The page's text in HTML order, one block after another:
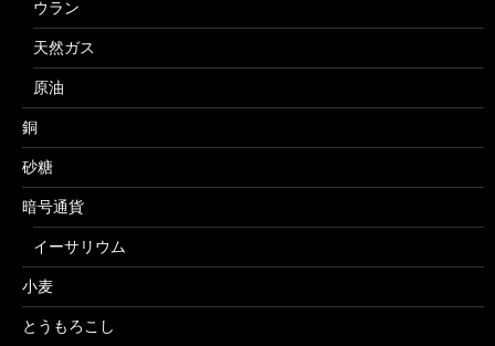
ウラン
天然ガス
原油
銅
砂糖
暗号通貨
イーサリウム
小麦
とうもろこし